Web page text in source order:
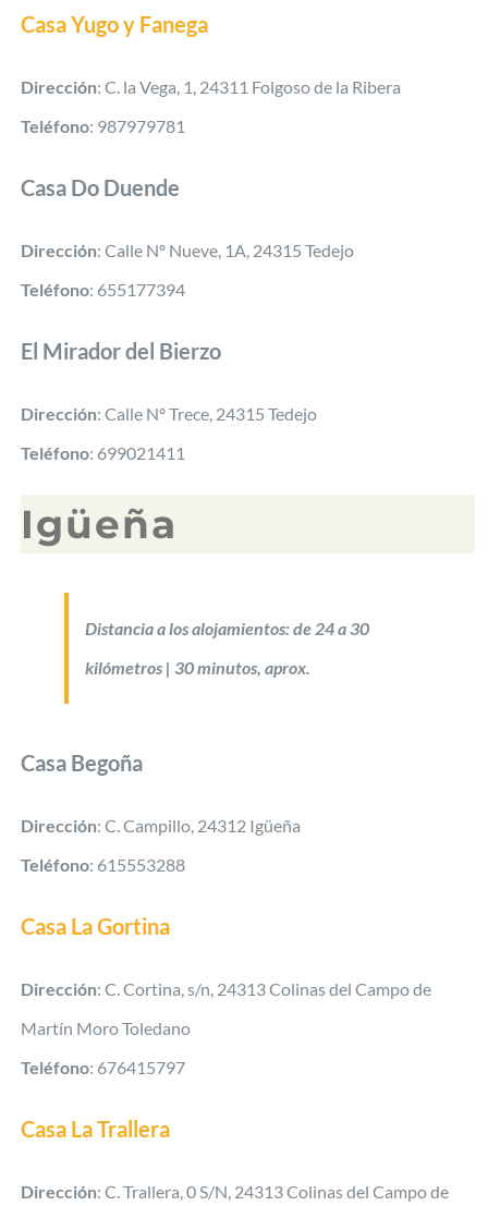
Casa Yugo y Fanega
Dirección: C. la Vega, 1, 24311 Folgoso de la Ribera
Teléfono: 987979781
Casa Do Duende
Dirección: Calle Nº Nueve, 1A, 24315 Tedejo
Teléfono: 655177394
El Mirador del Bierzo
Dirección: Calle Nº Trece, 24315 Tedejo
Teléfono: 699021411
Igüeña
Distancia a los alojamientos: de 24 a 30
kilómetros | 30 minutos, aprox.
Casa Begoña
Dirección: C. Campillo, 24312 Igüeña
Teléfono: 615553288
Casa La Gortina
Dirección: C. Cortina, s/n, 24313 Colinas del Campo de
Martín Moro Toledano
Teléfono: 676415797
Casa La Trallera
Dirección: C. Trallera, 0 S/N, 24313 Colinas del Campo de